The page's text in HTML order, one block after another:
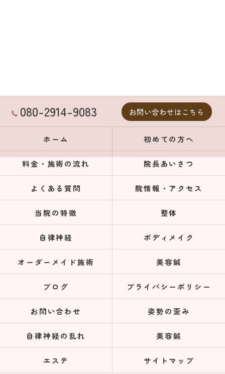
080-2914-9083 お問い合わせはこちら
ホーム 初めての方へ
料金・施術の流れ 院長あいさつ
よくある質問 院情報・アクセス
当院の特徴 整体
自律神経 ボディメイク
オーダーメイド施術 美容鍼
ブログ プライバシーポリシー
お問い合わせ 姿勢の歪み
自律神経の乱れ 美容鍼
エステ サイトマップ